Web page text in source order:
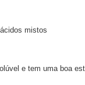
mistos
e tem uma boa